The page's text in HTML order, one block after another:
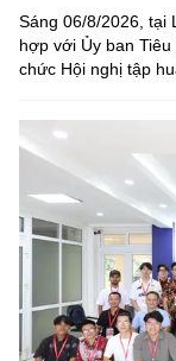
Sáng 06/8/2026, tại
hợp với Ủy ban
chức Hội nghị tập